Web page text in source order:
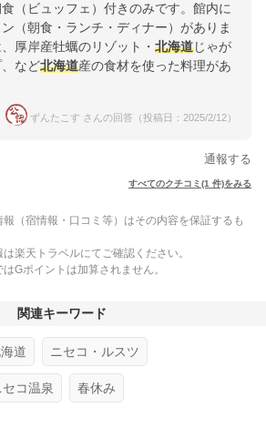
（ビュッフェ）付きのみです。館内に
（朝食・ランチ・ディナー）がありま
厚岸産牡蠣のリゾット・ 北海道じゃが
など北海道産の食材を使った料理があ
ずんたこす さんの回答（投稿日：2025/2/12）
通報する
すべてのクチコミ(1 件)をみる
（宿情報・口コミ等）はその内容を保証するも
楽天トラベルにてご確認ください。
Gポイントは加算されません。
関連キーワード
道 ニセコ・ルスツ
セコ温泉 春休み